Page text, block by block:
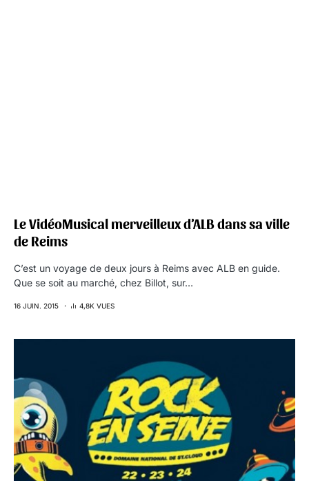
Le VidéoMusical merveilleux d’ALB dans sa ville
de Reims
C’est un voyage de deux jours à Reims avec ALB en guide.
Que se soit au marché, chez Billot, sur…
16 JUIN. 2015 4,8K VUES